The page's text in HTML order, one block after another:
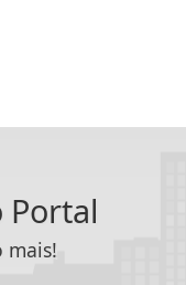
Portal
mais!